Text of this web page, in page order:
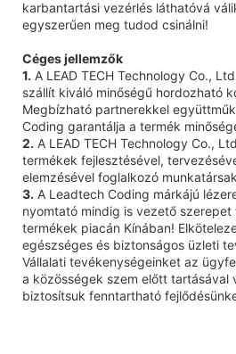
karbantartási vezérlés láthatóvá
egyszerűen meg tudod csinálni!
Céges jellemzők
1. A LEAD TECH Technology Co.,
szállít kiváló minőségű hordozható
Megbízható partnerekkel
Coding garantálja a termék
2. A LEAD TECH Technology Co.,
termékek fejlesztésével,
elemzésével foglalkozó
3. A Leadtech Coding márkájú
nyomtató mindig is vezető
termékek piacán Kínában!
egészséges és biztonságos üzleti
Vállalati tevékenységeinket az
a közösségek szem előtt tartásával
biztosítsuk fenntartható